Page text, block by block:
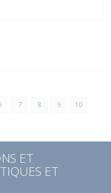
7 8 9 10
ET
ET